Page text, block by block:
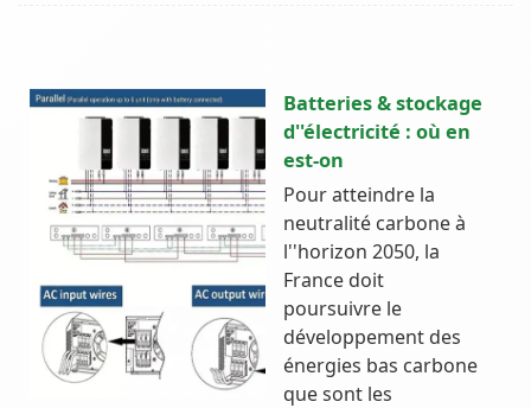
Batteries & stockage
d''électricité : où en
est-on
Pour atteindre la
neutralité carbone à
l''horizon 2050, la
France doit
poursuivre le
développement des
énergies bas carbone
que sont les